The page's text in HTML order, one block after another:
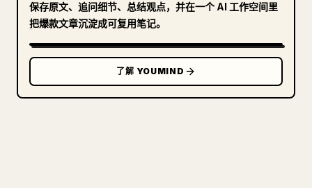
保存原文、追问细节、总结观点，并在一个 AI 工作空间里
把爆款文章沉淀成可复用笔记。
了解 YOUMIND